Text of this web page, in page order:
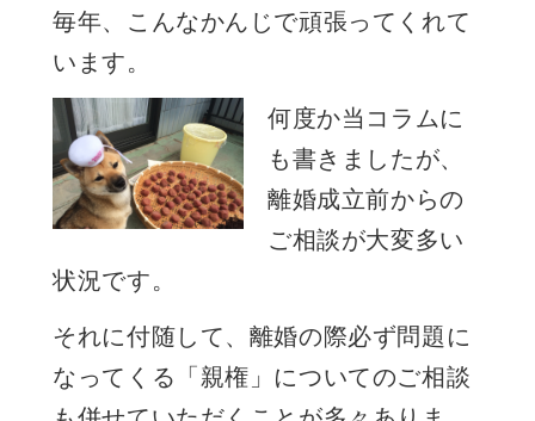
毎年、こんなかんじで頑張ってくれて
います。
何度か当コラムに
も書きましたが、
離婚成立前からの
ご相談が大変多い
状況です。
それに付随して、離婚の際必ず問題に
なってくる「親権」についてのご相談